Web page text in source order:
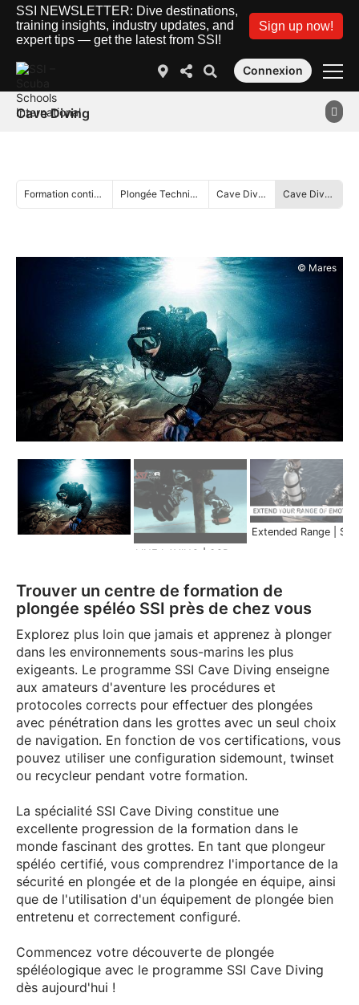
SSI NEWSLETTER: Dive destinations,
training insights, industry updates, and
expert tips — get the latest from SSI!
Sign up now!
Connexion
Cave Diving
Formation continue Plongée Technique Cave Diving Cave Diving
© Mares
Trouver un centre de formation de
plongée spéléo SSI près de chez vous
Explorez plus loin que jamais et apprenez à plonger
dans les environnements sous-marins les plus
exigeants. Le programme SSI Cave Diving enseigne
aux amateurs d'aventure les procédures et
protocoles corrects pour effectuer des plongées
avec pénétration dans les grottes avec un seul choix
de navigation. En fonction de vos certifications, vous
pouvez utiliser une configuration sidemount, twinset
ou recycleur pendant votre formation.
La spécialité SSI Cave Diving constitue une
excellente progression de la formation dans le
monde fascinant des grottes. En tant que plongeur
spéléo certifié, vous comprendrez l'importance de la
sécurité en plongée et de la plongée en équipe, ainsi
que de l'utilisation d'un équipement de plongée bien
entretenu et correctement configuré.
Commencez votre découverte de plongée
spéléologique avec le programme SSI Cave Diving
dès aujourd'hui !